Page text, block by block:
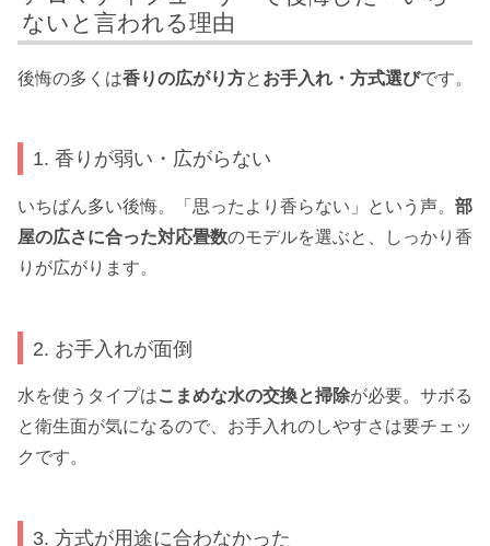
ないと言われる理由
後悔の多くは香りの広がり方と お手入れ・方式選びです。
1. 香りが弱い・広がらない
いちばん多い後悔。「思ったより香らない」という声。 部
屋の広さに合った対応畳数のモデルを選ぶと、しっかり香
りが広がります。
2. お手入れが面倒
水を使うタイプはこまめな水の交換と掃除が必要。サボる
と衛生面が気になるので、お手入れのしやすさは要チェッ
クです。
3. 方式が用途に合わなかった